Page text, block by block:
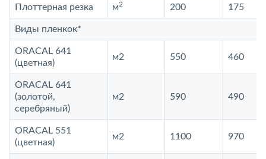
Плоттерная резка м2 200 175
Виды пленкок*
ORACAL 641
(цветная)
м2 550 460
ORACAL 641
(золотой,
серебряный)
м2 590 490
ORACAL 551
(цветная)
м2 1100 970